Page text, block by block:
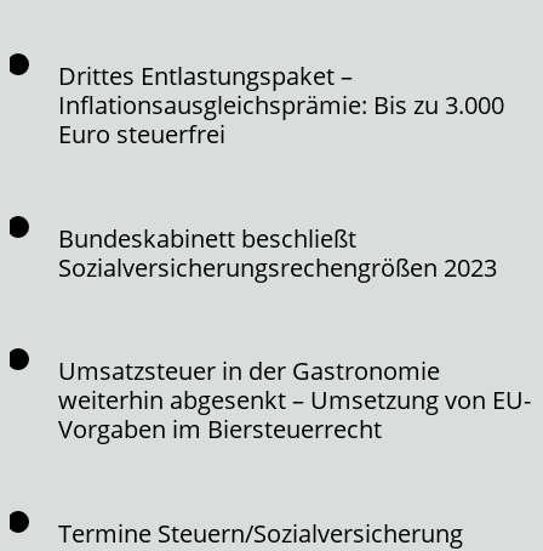
Drittes Entlastungspaket –
Inflationsausgleichsprämie: Bis zu 3.000
Euro steuerfrei
Bundeskabinett beschließt
Sozialversicherungsrechengrößen 2023
Umsatzsteuer in der Gastronomie
weiterhin abgesenkt – Umsetzung von EU-
Vorgaben im Biersteuerrecht
Termine Steuern/Sozialversicherung